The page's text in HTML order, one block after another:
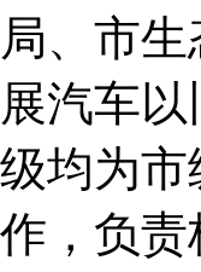
局、市
展汽车
级均为
作，负